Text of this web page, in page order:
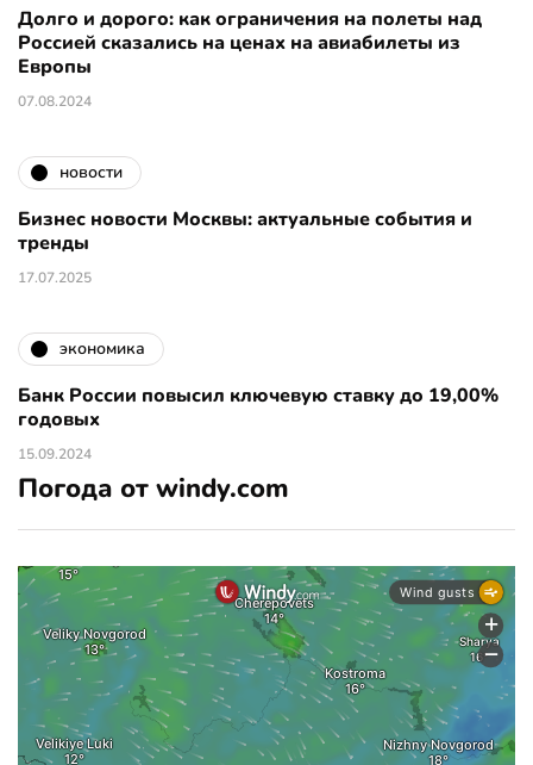
Долго и дорого: как ограничения на полеты над
Россией сказались на ценах на авиабилеты из
Европы
07.08.2024
новости
Бизнес новости Москвы: актуальные события и
тренды
17.07.2025
экономика
Банк России повысил ключевую ставку до 19,00%
годовых
15.09.2024
Погода от windy.com